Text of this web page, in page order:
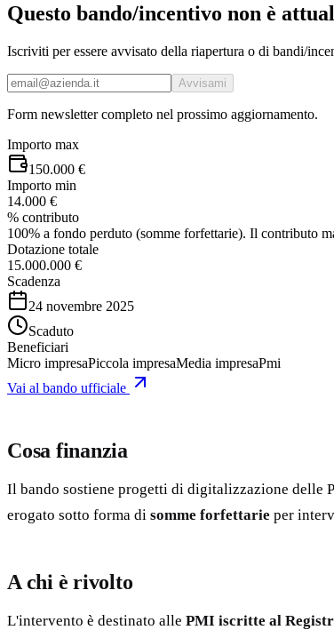
Questo bando/incentivo non è
Iscriviti per essere avvisato della riapertura o di bandi/
Avvisami
Form newsletter completo nel prossimo aggiornamento.
Importo max
150.000 €
Importo min
14.000 €
% contributo
100% a fondo perduto (somme forfettarie). Il contributo
Dotazione totale
15.000.000 €
Scadenza
24 novembre 2025
Scaduto
Beneficiari
Micro impresaPiccola impresaMedia impresaPmi
Vai al bando ufficiale
Cosa finanzia
Il bando sostiene progetti di digitalizzazione delle
erogato sotto forma di somme forfettarie per
A chi è rivolto
L'intervento è destinato alle PMI iscritte al